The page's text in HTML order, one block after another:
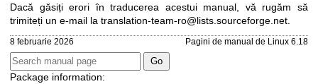
Dacă găsiți erori în traducerea acestui manual, vă rugăm să
trimiteți un e-mail la translation-team-ro@lists.sourceforge.net
8 februarie 2026 Pagini de manual de Linux 6.18
Package information: